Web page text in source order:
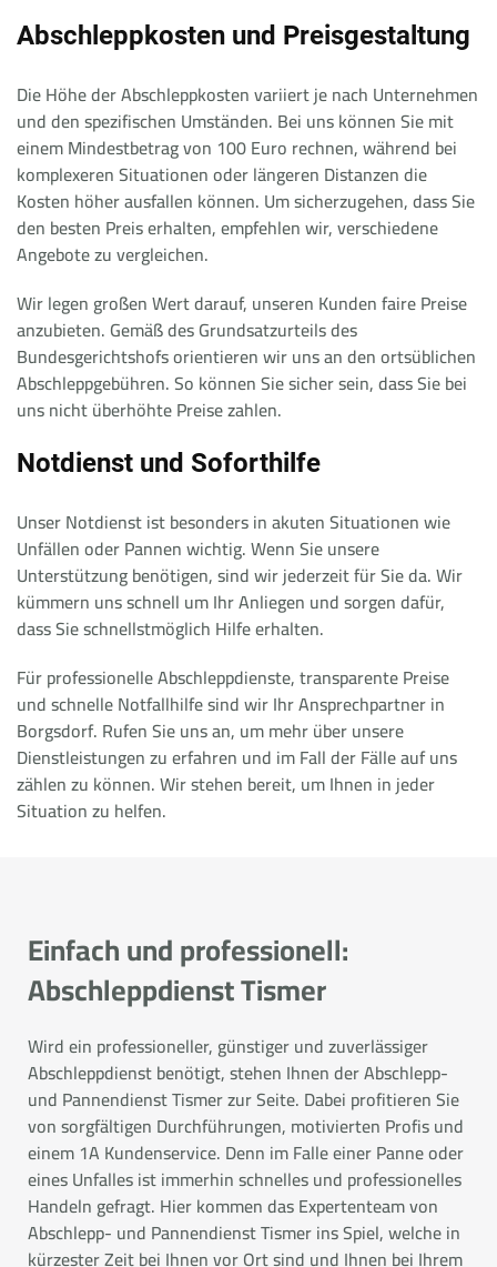
Abschleppkosten und Preisgestaltung
Die Höhe der Abschleppkosten variiert je nach Unternehmen
und den spezifischen Umständen. Bei uns können Sie mit
einem Mindestbetrag von 100 Euro rechnen, während bei
komplexeren Situationen oder längeren Distanzen die
Kosten höher ausfallen können. Um sicherzugehen, dass Sie
den besten Preis erhalten, empfehlen wir, verschiedene
Angebote zu vergleichen.
Wir legen großen Wert darauf, unseren Kunden faire Preise
anzubieten. Gemäß des Grundsatzurteils des
Bundesgerichtshofs orientieren wir uns an den ortsüblichen
Abschleppgebühren. So können Sie sicher sein, dass Sie bei
uns nicht überhöhte Preise zahlen.
Notdienst und Soforthilfe
Unser Notdienst ist besonders in akuten Situationen wie
Unfällen oder Pannen wichtig. Wenn Sie unsere
Unterstützung benötigen, sind wir jederzeit für Sie da. Wir
kümmern uns schnell um Ihr Anliegen und sorgen dafür,
dass Sie schnellstmöglich Hilfe erhalten.
Für professionelle Abschleppdienste, transparente Preise
und schnelle Notfallhilfe sind wir Ihr Ansprechpartner in
Borgsdorf. Rufen Sie uns an, um mehr über unsere
Dienstleistungen zu erfahren und im Fall der Fälle auf uns
zählen zu können. Wir stehen bereit, um Ihnen in jeder
Situation zu helfen.
Einfach und professionell:
Abschleppdienst Tismer
Wird ein professioneller, günstiger und zuverlässiger
Abschleppdienst benötigt, stehen Ihnen der Abschlepp-
und Pannendienst Tismer zur Seite. Dabei profitieren Sie
von sorgfältigen Durchführungen, motivierten Profis und
einem 1A Kundenservice. Denn im Falle einer Panne oder
eines Unfalles ist immerhin schnelles und professionelles
Handeln gefragt. Hier kommen das Expertenteam von
Abschlepp- und Pannendienst Tismer ins Spiel, welche in
kürzester Zeit bei Ihnen vor Ort sind und Ihnen bei Ihrem